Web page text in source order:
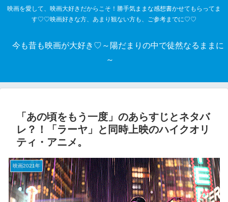
映画を愛して、映画大好きだからこそ！勝手気ままな感想書かせてもらってま
す♡♡映画好きな方、あまり観ない方も、ご参考までに♡♡
今も昔も映画が大好き♡～陽だまりの中で徒然なるままに
～
「あの頃をもう一度」のあらすじとネタバ
レ？！「ラーヤ」と同時上映のハイクオリ
ティ・アニメ。
映画2021年